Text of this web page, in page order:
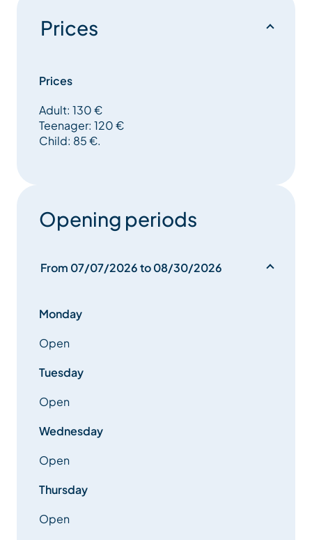
Prices
Prices
Adult: 130 €
Teenager: 120 €
Child: 85 €.
Opening periods
From 07/07/2026 to 08/30/2026
Monday
Open
Tuesday
Open
Wednesday
Open
Thursday
Open